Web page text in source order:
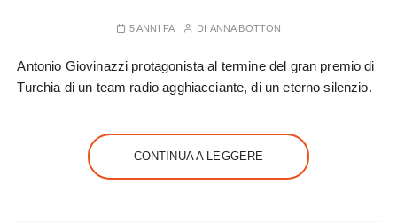
5 ANNI FA DI ANNA BOTTON
Antonio Giovinazzi protagonista al termine del gran premio di
Turchia di un team radio agghiacciante, di un eterno silenzio.
CONTINUA A LEGGERE